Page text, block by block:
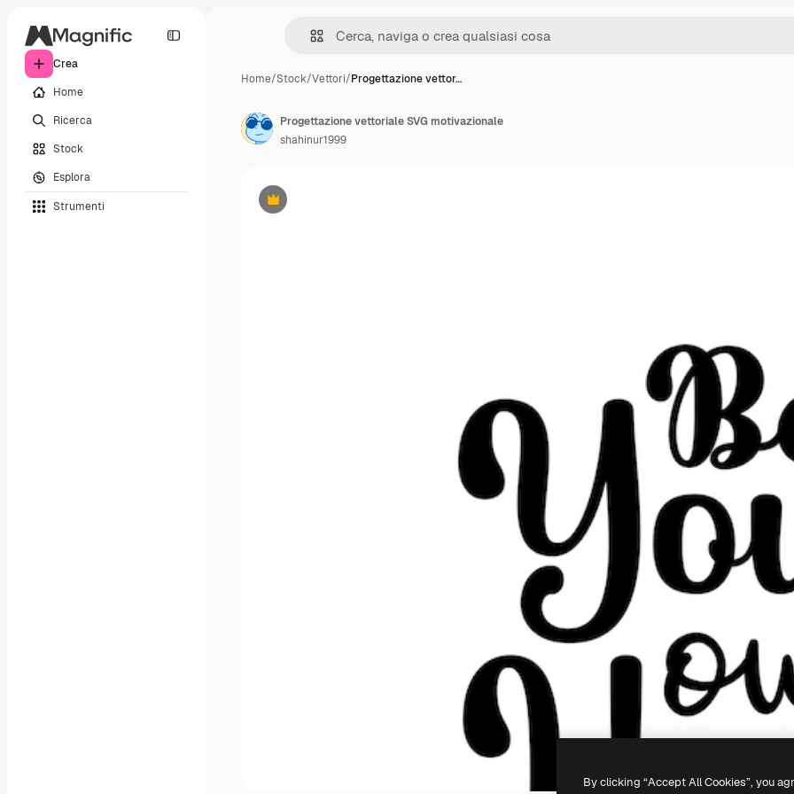
Crea
Home
Ricerca
Stock
Esplora
Strumenti
Home/Stock/Vettori/Progettazione vettor…
Premium
Progettazione vettoriale SVG motivazionale
shahinur1999
By clicking “Accept All Cookies”, you